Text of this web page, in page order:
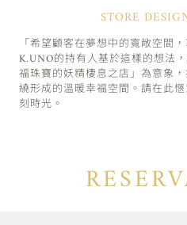
STORE
「希望顧客在夢想中的寬敞空間
K.UNO的持有人基於這樣的想法
福珠寶的妖精棲息之店」為意象
繞形成的溫暖幸福空間。請在此
刻時光。